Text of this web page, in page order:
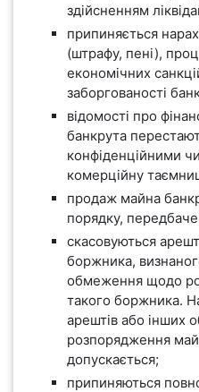
здійсненням
припиняється
(штрафу, пені),
економічних
заборгованості
відомості про
банкрута
конфіденційними
комерційну
продаж майна
порядку,
скасовуються
боржника,
обмеження щодо
такого боржника.
арештів або інших
розпорядження
допускається;
припиняються